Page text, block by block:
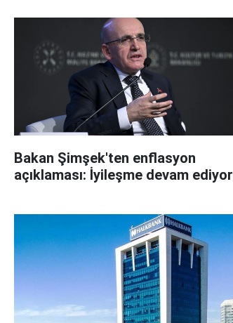
Bakan Şimşek'ten enflasyon
açıklaması: İyileşme devam ediyor